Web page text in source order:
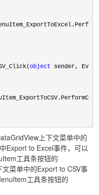
object sender, Ev
上下文菜单中的
Export to Excel事件，可以
工具条按钮的
菜单中的Export to CSV事
工具条按钮的